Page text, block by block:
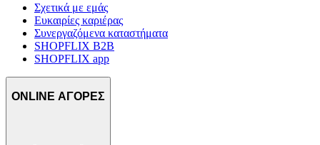
Σχετικά με εμάς
Ευκαιρίες καριέρας
Συνεργαζόμενα καταστήματα
SHOPFLIX B2B
SHOPFLIX app
ONLINE ΑΓΟΡΕΣ